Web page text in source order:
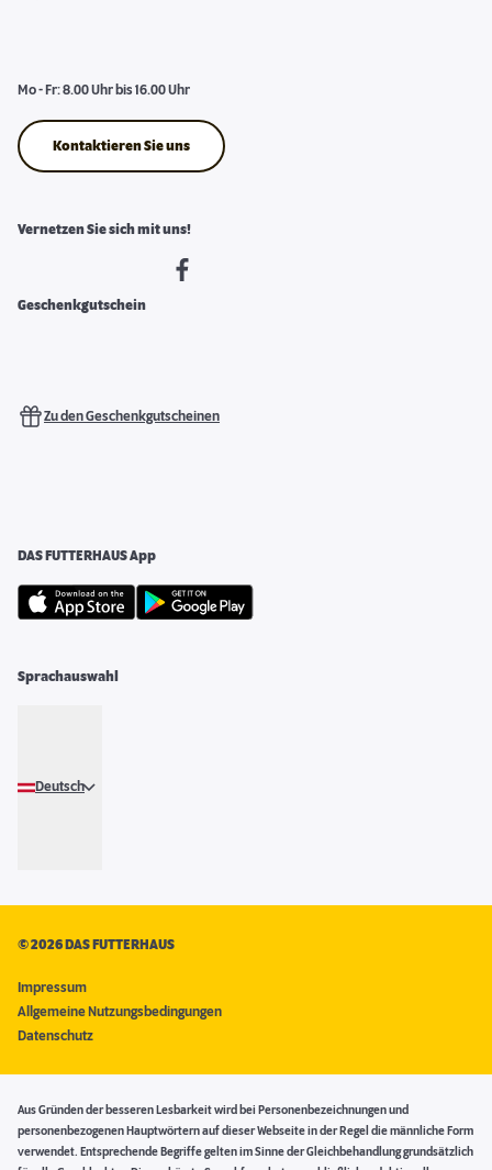
Mo - Fr: 8.00 Uhr bis 16.00 Uhr
Kontaktieren Sie uns
Vernetzen Sie sich mit uns!
Geschenkgutschein
Zu den Geschenkgutscheinen
DAS FUTTERHAUS App
Sprachauswahl
Deutsch
©2026 DAS FUTTERHAUS
Impressum
Allgemeine Nutzungsbedingungen
Datenschutz
Aus Gründen der besseren Lesbarkeit wird bei Personenbezeichnungen und
personenbezogenen Hauptwörtern auf dieser Webseite in der Regel die männliche Form
verwendet. Entsprechende Begriffe gelten im Sinne der Gleichbehandlung grundsätzlich